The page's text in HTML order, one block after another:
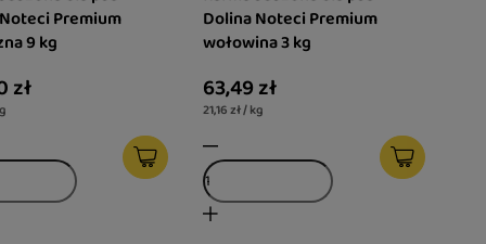
Premium
9 kg
zł
Dolina Noteci Premium
wołowina 3 kg
63,49 zł
21,16 zł / kg